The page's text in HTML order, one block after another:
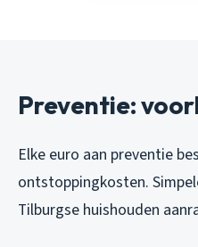
Preventie:
Elke euro aan preventie
ontstoppingkosten.
Tilburgse huishouden